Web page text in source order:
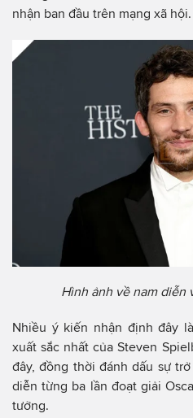
nhận ban đầu trên mạng xã hội.
Hình ảnh về nam diễn
Nhiều ý kiến nhận định đây
xuất sắc nhất của Steven
đây, đồng thời đánh dấu sự
diễn từng ba lần đoạt giải
tưởng.